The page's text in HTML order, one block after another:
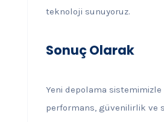
teknoloji sunuyoruz.
Sonuç Olarak
Yeni depolama
performans, güvenilirlik ve